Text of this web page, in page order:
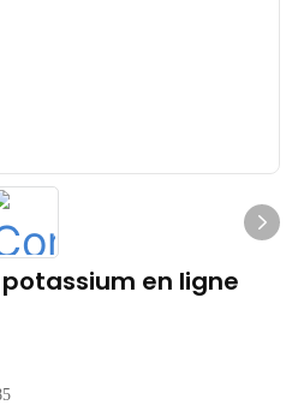
en ligne